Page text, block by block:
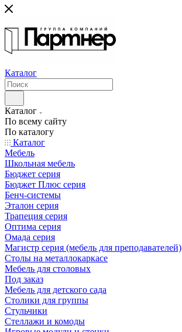
Каталог
Каталог
По всему сайту
По каталогу
Каталог
Мебель
Школьная мебель
Бюджет серия
Бюджет Плюс серия
Бенч-системы
Эталон серия
Трапеция серия
Оптима серия
Омада серия
Магистр серия (мебель для преподавателей)
Столы на металлокаркасе
Мебель для столовых
Под заказ
Мебель для детского сада
Столики для группы
Стульчики
Стеллажи и комоды